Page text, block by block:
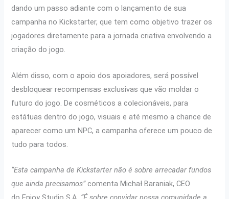
dando um passo adiante com o lançamento de sua
campanha no Kickstarter, que tem como objetivo trazer os
jogadores diretamente para a jornada criativa envolvendo a
criação do jogo.
Além disso, com o apoio dos apoiadores, será possível
desbloquear recompensas exclusivas que vão moldar o
futuro do jogo. De cosméticos a colecionáveis, para
estátuas dentro do jogo, visuais e até mesmo a chance de
aparecer como um NPC, a campanha oferece um pouco de
tudo para todos.
“Esta campanha de Kickstarter não é sobre arrecadar fundos
que ainda precisamos”comenta Michał Baraniak, CEO